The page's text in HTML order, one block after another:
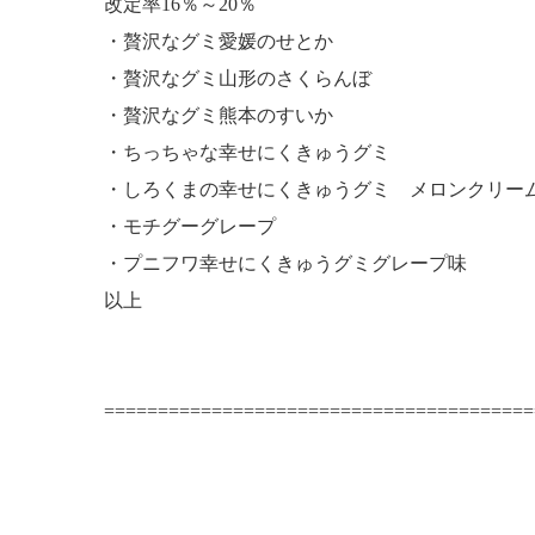
・贅沢なグミ愛媛のせとか
・贅沢なグミ山形のさくらんぼ
・贅沢なグミ熊本のすいか
・ちっちゃな幸せにくきゅうグミ
・しろくまの幸せにくきゅうグミ メロンクリー
・モチグーグレープ
・プニフワ幸せにくきゅうグミグレープ味
以上